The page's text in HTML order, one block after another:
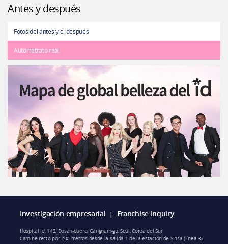
Antes y después
Fotos del antes y el después
Autorretrato real
Investigación empresarial | Franchise Inquiry
Hospital id, 142, Dosan-daero, Gangnam-gu, Seúl, Corea del Sur
Camine recto por 200 metros desde la salida 1 de la estación de Sinsa (línea 3).